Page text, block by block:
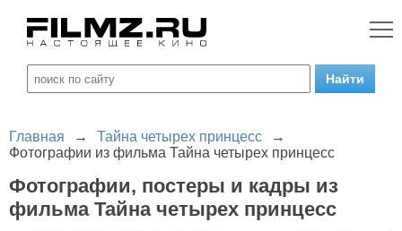
Главная → Тайна четырех принцесс
→
Фотографии из фильма Тайна четырех принцесс
Фотографии, постеры и кадры из
фильма Тайна четырех принцесс